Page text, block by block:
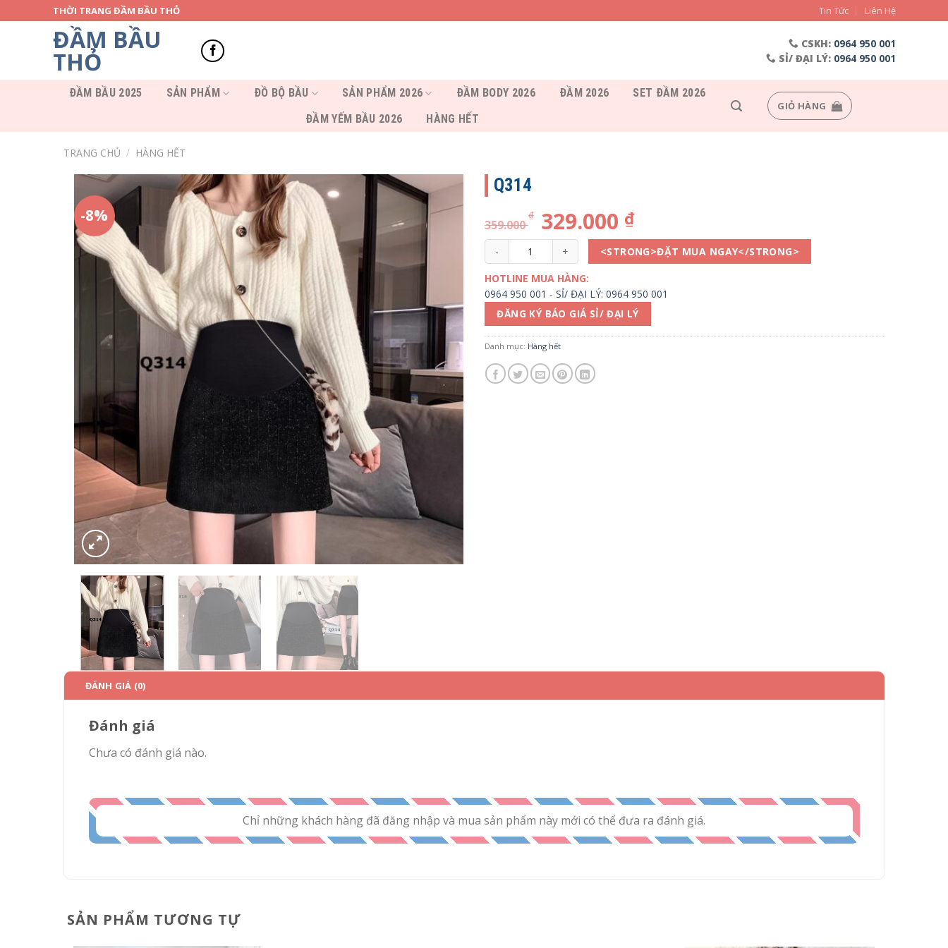
to
THỜI TRANG ĐẦM BẦU THỎ Tin Tức Liên Hệ
ĐẦM BẦU
THỎ
CSKH: 0964 950 001
SỈ/ ĐẠI LÝ: 0964 950 001
ĐẦM BẦU 2025 SẢN PHẨM ĐỒ BỘ BẦU SẢN PHẨM 2026 ĐẦM BODY 2026 ĐẦM 2026
SET ĐẦM 2026
ĐẦM YẾM BẦU 2026
HÀNG HẾT
GIỎ HÀNG
TRANG CHỦ / HÀNG HẾT
-8%
Q314
359.000
₫ 329.000 ₫
Q314 số lượng <STRONG>ĐẶT MUA NGAY</STRONG>
HOTLINE MUA HÀNG:
0964 950 001 - SỈ/ ĐẠI LÝ: 0964 950 001
ĐĂNG KÝ BÁO GIÁ SỈ/ ĐẠI LÝ
Danh mục: Hàng hết
ĐÁNH GIÁ (0)
Đánh giá
Chưa có đánh giá nào.
Chỉ những khách hàng đã đăng nhập và mua sản phẩm này mới có thể đưa ra đánh giá.
SẢN PHẨM TƯƠNG TỰ